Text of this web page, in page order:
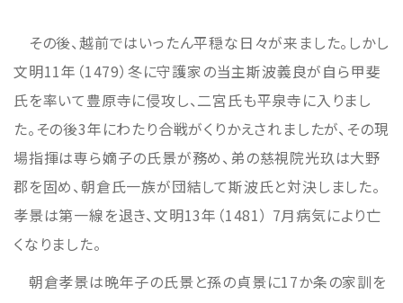
その後、越前ではいったん平穏な日々が来ました。しかし
文明11年（1479）冬に守護家の当主斯波義良が自ら甲斐
氏を率いて豊原寺に侵攻し、二宮氏も平泉寺に入りまし
た。その後3年にわたり合戦がくりかえされましたが、その現
場指揮は専ら嫡子の氏景が務め、弟の慈視院光玖は大野
郡を固め、朝倉氏一族が団結して斯波氏と対決しました。
孝景は第一線を退き、文明13年（1481） 7月病気により亡
くなりました。
朝倉孝景は晩年子の氏景と孫の貞景に17か条の家訓を